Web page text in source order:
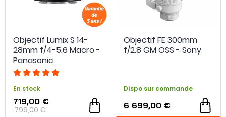
Objectif Lumix S 14-
28mm f/4-5.6 Macro -
Panasonic
En stock
719,00 €
799,00 €
Objectif FE 300mm
f/2.8 GM OSS - Sony
Dispo sur commande
6 699,00 €